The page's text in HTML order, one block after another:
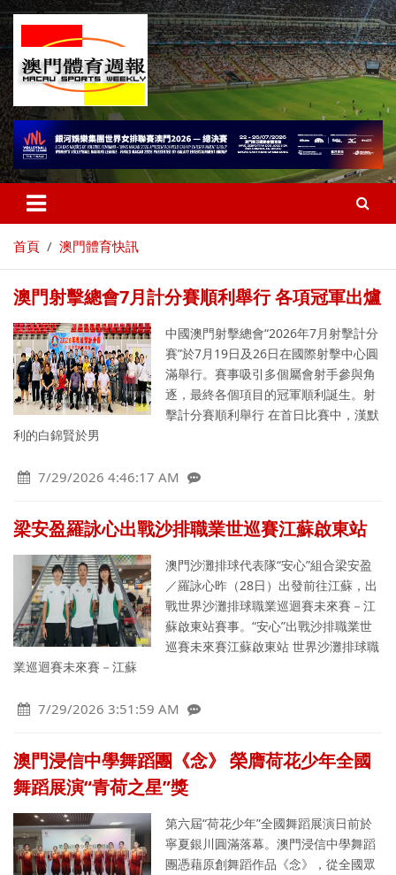
首頁 澳門體育快訊
澳門射擊總會7月計分賽順利舉行 各項冠軍出爐
中國澳門射擊總會“2026年7月射擊計分
賽”於7月19日及26日在國際射擊中心圓
滿舉行。賽事吸引多個屬會射手參與角
逐，最終各個項目的冠軍順利誕生。射
擊計分賽順利舉行 在首日比賽中，漢默
利的白錦賢於男
7/29/2026 4:46:17 AM
梁安盈羅詠心出戰沙排職業世巡賽江蘇啟東站
澳門沙灘排球代表隊“安心”組合梁安盈
／羅詠心昨（28日）出發前往江蘇，出
戰世界沙灘排球職業巡迴賽未來賽－江
蘇啟東站賽事。“安心”出戰沙排職業世
巡賽未來賽江蘇啟東站 世界沙灘排球職
業巡迴賽未來賽－江蘇
7/29/2026 3:51:59 AM
澳門浸信中學舞蹈團《念》 榮膺荷花少年全國
舞蹈展演“青荷之星”獎
第六屆“荷花少年”全國舞蹈展演日前於
寧夏銀川圓滿落幕。澳門浸信中學舞蹈
團憑藉原創舞蹈作品《念》，從全國眾